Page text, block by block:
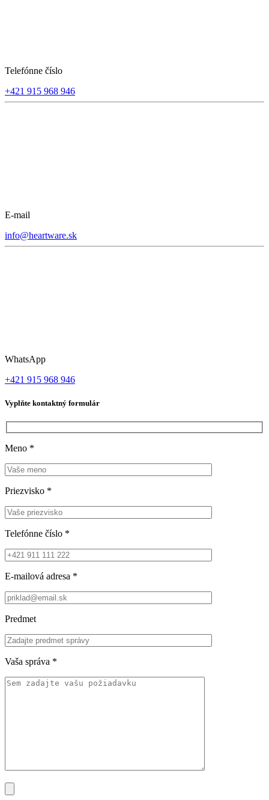
Telefónne číslo
+421 915 968 946
E-mail
info@heartware.sk
WhatsApp
+421 915 968 946
Vyplňte kontaktný formulár
Meno *
Priezvisko *
Telefónne číslo *
E-mailová adresa *
Predmet
Vaša správa *